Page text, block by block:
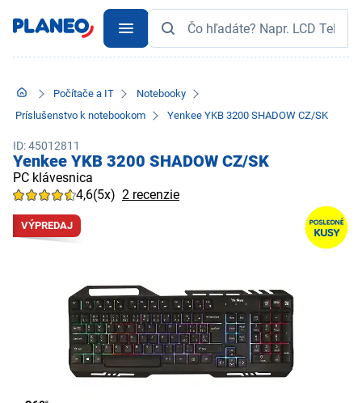
Počítače a IT
Notebooky
Príslušenstvo k notebookom
Yenkee YKB 3200 SHADOW CZ/SK
ID: 45012811
Yenkee YKB 3200 SHADOW CZ/SK
PC klávesnica
4,6(5x) 2 recenzie
VÝPREDAJ